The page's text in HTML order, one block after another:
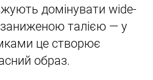
домінувати wide-
заниженою талією — у
це створює
образ.